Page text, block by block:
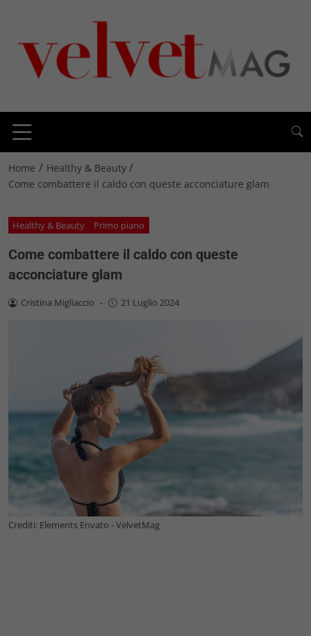
Home / Healthy & Beauty /
Come combattere il caldo con queste acconciature glam
Healthy & Beauty Primo piano
Come combattere il caldo con queste
acconciature glam
Cristina Migliaccio - 21 Luglio 2024
Crediti: Elements Envato - VelvetMag